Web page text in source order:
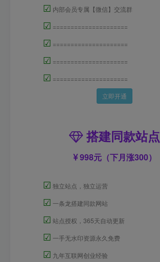
☑ 内部会员专属【微信】交流群
☑ =====================
☑ =====================
☑ =====================
☑ =====================
立即开通
搭建同款站点
998元（下月涨300）
☑ 独立站点，独立运营
☑ 一条龙搭建同款网站
☑ 站点授权，365天自动更新
☑ 一手无水印资源永久免费
☑ 九年互联网创业经验